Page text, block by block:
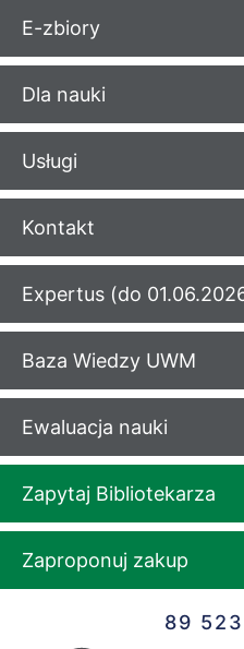
E-zbiory
Dla nauki
Usługi
Kontakt
Expertus (do
Baza Wiedzy UWM
Ewaluacja nauki
Zapytaj Bibliotekarza
Zaproponuj zakup
89